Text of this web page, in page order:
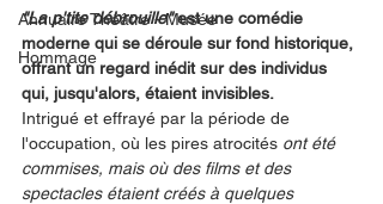
Annuaire Théâtre - Musée
Hommage
"La p'tite débrouille" est une comédie
moderne qui se déroule sur fond historique,
offrant un regard inédit sur des individus
qui, jusqu'alors, étaient invisibles.
Intrigué et effrayé par la période de
l'occupation, où les pires atrocités ont été
commises, mais où des films et des
spectacles étaient créés à quelques